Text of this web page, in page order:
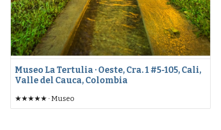
Museo La Tertulia · Oeste, Cra. 1 #5-105, Cali,
Valle del Cauca, Colombia
★★★★★ · Museo